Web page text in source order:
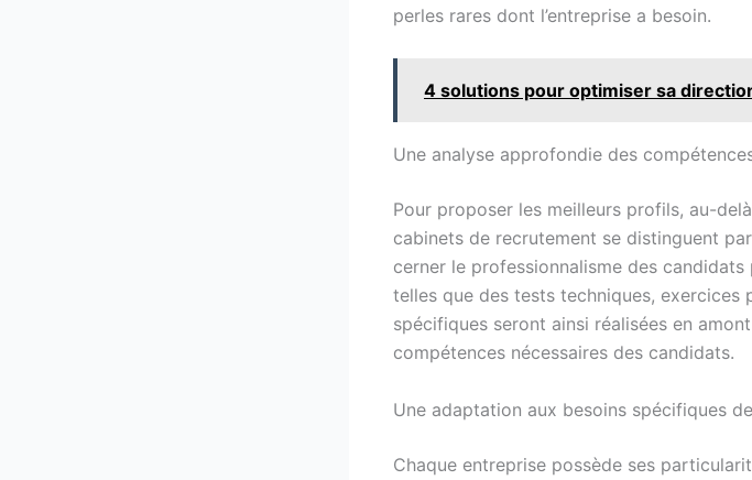
perles rares dont l’entreprise a besoin.
4 solutions pour optimiser sa
Une analyse approfondie des
Pour proposer les meilleurs profils, au-
cabinets de recrutement se distinguent
cerner le professionnalisme des
telles que des tests techniques, exercices
spécifiques seront ainsi réalisées en
compétences nécessaires des candidats.
Une adaptation aux besoins spécifiques
Chaque entreprise possède ses